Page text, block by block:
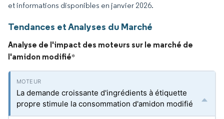
et informations disponibles en janvier 2026.
Tendances et Analyses du Marché
Analyse de l'impact des moteurs sur le marché de
l'amidon modifié*
La demande croissante d'ingrédients à étiquette
propre stimule la consommation d'amidon modifié